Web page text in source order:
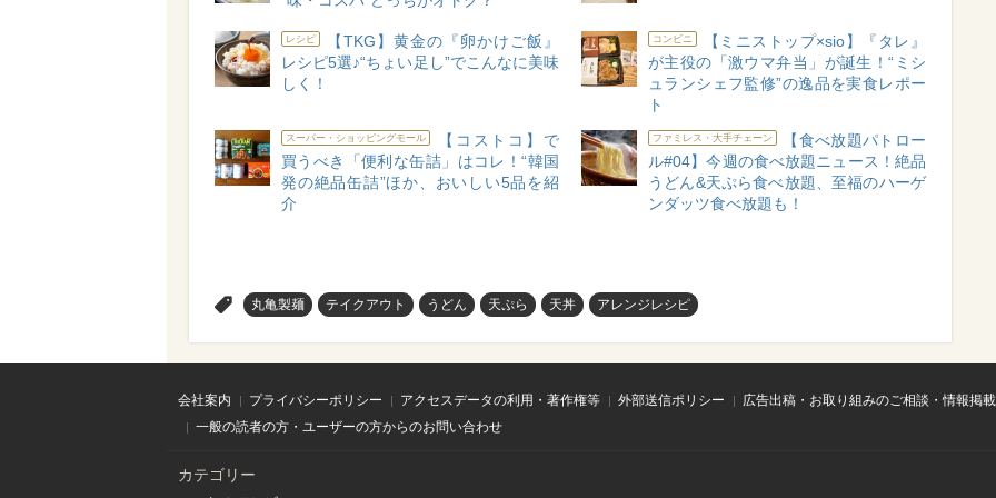
レシピ
【TKG】黄金の『卵かけご飯』
レシピ5選♪“ちょい足し”でこんなに美味
しく！
コンビニ
【ミニストップ×sio】『タレ』
が主役の「激ウマ弁当」が誕生！“ミシ
ュランシェフ監修”の逸品を実食レポー
ト
スーパー・ショッピングモール
【コストコ】で
買うべき「便利な缶詰」はコレ！“韓国
発の絶品缶詰”ほか、おいしい5品を紹
介
ファミレス・大手チェーン
【食べ放題パトロー
ル#04】今週の食べ放題ニュース！絶品
うどん&天ぷら食べ放題、至福のハーゲ
ンダッツ食べ放題も！
丸亀製麺 テイクアウト うどん 天ぷら 天丼 アレンジレシピ
会社案内 プライバシーポリシー アクセスデータの利用・著作権等 外部送信ポリシー
広告出稿・お取り組みのご相談・情報掲
一般の読者の方・ユーザーの方からのお問い合わせ
カテゴリー